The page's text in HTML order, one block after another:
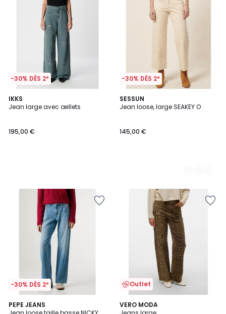
-30% DÈS 2*
IKKS
Jean large avec œillets
195,00 €
-30% DÈS 2*
SESSUN
Jean loose, large SEAKEY O
145,00 €
2
Couleurs
-30% DÈS 2*
PEPE JEANS
Outlet
VERO MODA
5
/